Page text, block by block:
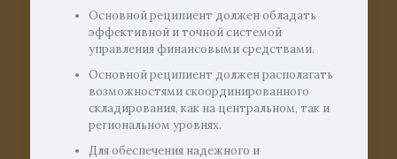
Основной реципиент должен обладать
эффективной и точной системой
управления финансовыми средствами.
Основной реципиент должен располагать
возможностями скоординированного
складирования, как на центральном, так и
региональном уровнях.
Для обеспечения надежного и